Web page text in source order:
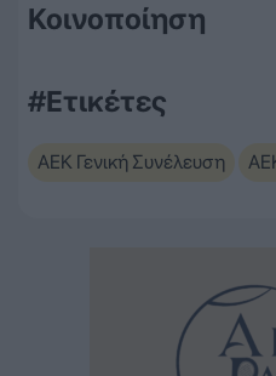
Κοινοποίηση
#Ετικέτες
ΑΕΚ Γενική Συνέλευση